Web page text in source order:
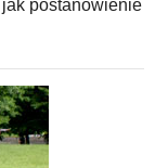
postanowienie